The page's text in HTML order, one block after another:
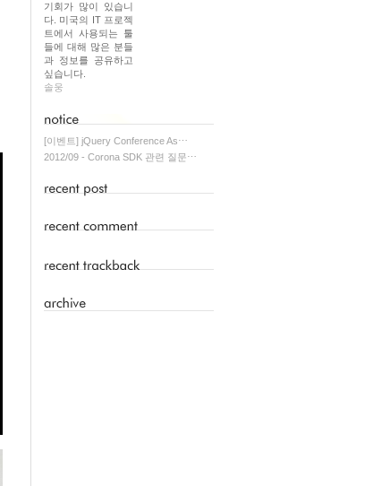
기회가 많이 있습니
다. 미국의 IT 프로젝
트에서 사용되는 툴
들에 대해 많은 분들
과 정보를 공유하고
싶습니다.
솔웅
[이벤트] jQuery Conference As⋯
2012/09 - Corona SDK 관련 질문⋯